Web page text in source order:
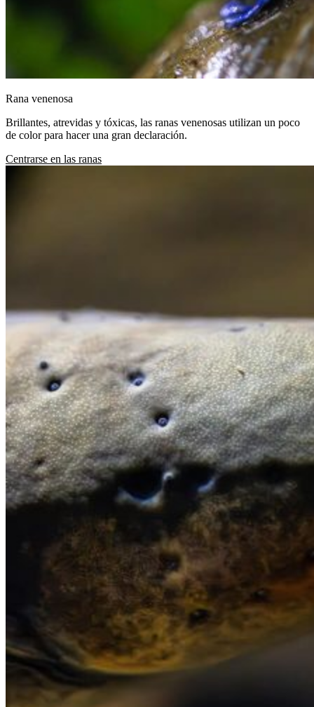
Rana venenosa
Brillantes, atrevidas y tóxicas, las ranas venenosas utilizan un poco
de color para hacer una gran declaración.
Centrarse en las ranas